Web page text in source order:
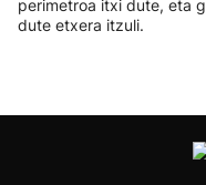
perimetroa itxi dute, eta
dute etxera itzuli.